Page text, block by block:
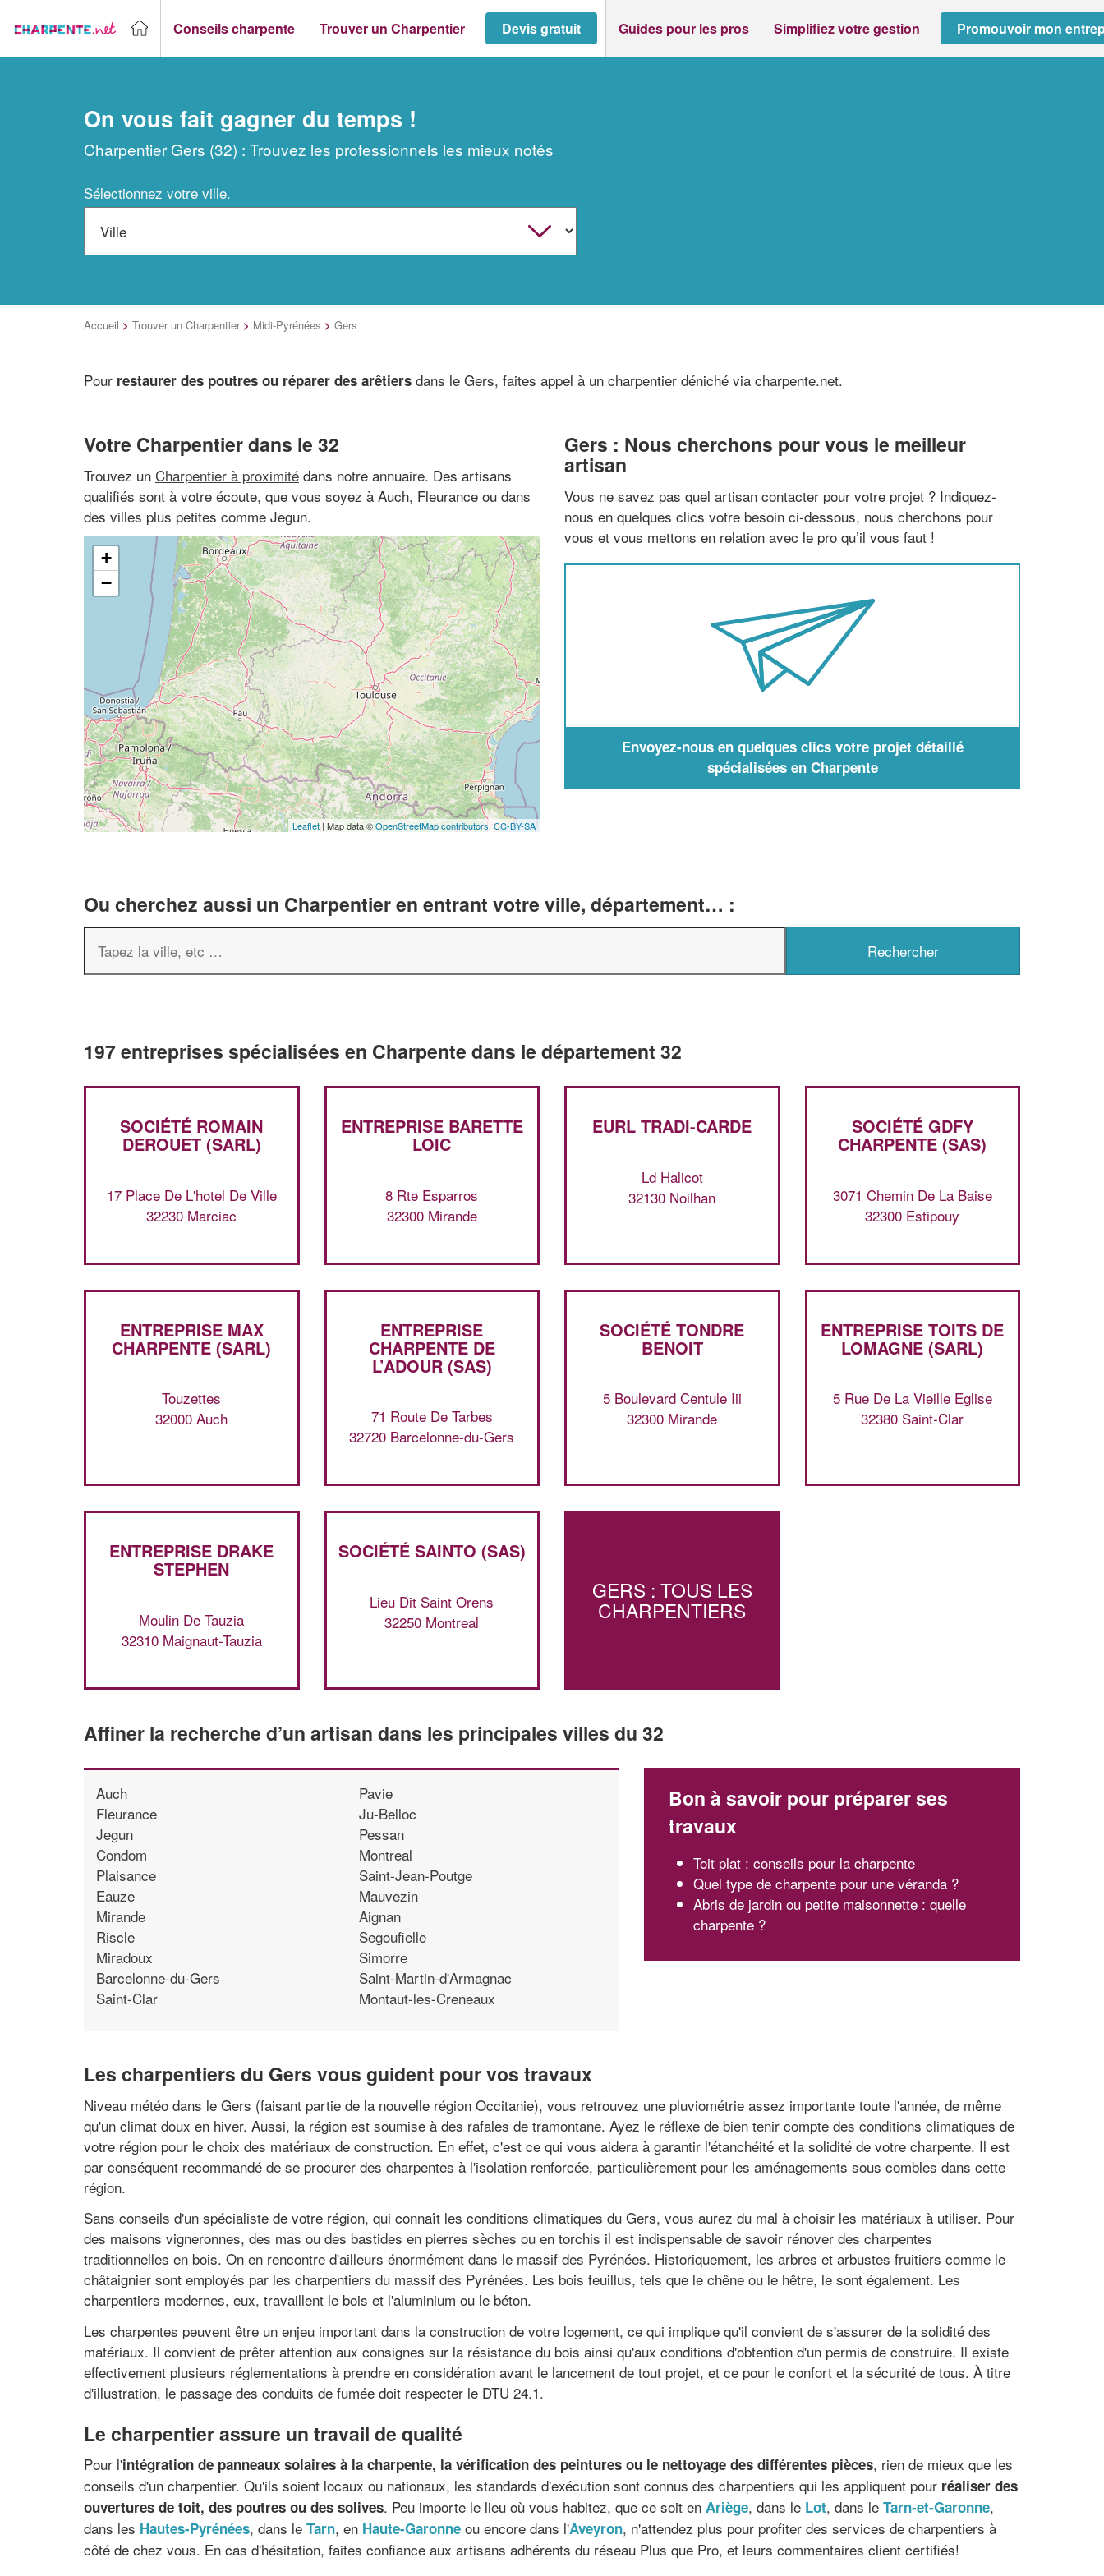
Conseils charpente Trouver un Charpentier Devis gratuit Guides pour les pros Simplifiez votre gestion Promouvoir mon
On vous fait gagner du temps !
Charpentier Gers (32) : Trouvez les professionnels les mieux notés
Sélectionnez votre ville.
Accueil > Trouver un Charpentier > Midi-Pyrénées > Gers
Pour restaurer des poutres ou réparer des arêtiers dans le Gers, faites appel à un charpentier déniché via charpente.net.
Votre Charpentier dans le 32
Trouvez un Charpentier à proximité dans notre annuaire. Des artisans
qualifiés sont à votre écoute, que vous soyez à Auch, Fleurance ou dans
des villes plus petites comme Jegun.
+
−
Leaflet | Map data ©OpenStreetMap contributors,CC-BY-SA
Gers : Nous cherchons pour vous le meilleur
artisan
Vous ne savez pas quel artisan contacter pour votre projet ? Indiquez-
nous en quelques clics votre besoin ci-dessous, nous cherchons pour
vous et vous mettons en relation avec le pro qu’il vous faut !
Envoyez-nous en quelques clics votre projet détaillé
spécialisées en Charpente
Ou cherchez aussi un Charpentier en entrant votre ville, département… :
197 entreprises spécialisées en Charpente dans le département 32
SOCIÉTÉ ROMAIN
DEROUET (SARL)
17 Place De L'hotel De Ville
32230 Marciac
ENTREPRISE BARETTE
LOIC
8 Rte Esparros
32300 Mirande
EURL TRADI-CARDE
Ld Halicot
32130 Noilhan
SOCIÉTÉ GDFY
CHARPENTE (SAS)
3071 Chemin De La Baise
32300 Estipouy
ENTREPRISE MAX
CHARPENTE (SARL)
Touzettes
32000 Auch
ENTREPRISE
CHARPENTE DE
L’ADOUR (SAS)
71 Route De Tarbes
32720 Barcelonne-du-Gers
SOCIÉTÉ TONDRE
BENOIT
5 Boulevard Centule Iii
32300 Mirande
ENTREPRISE TOITS DE
LOMAGNE (SARL)
5 Rue De La Vieille Eglise
32380 Saint-Clar
ENTREPRISE DRAKE
STEPHEN
Moulin De Tauzia
32310 Maignaut-Tauzia
SOCIÉTÉ SAINTO (SAS)
Lieu Dit Saint Orens
32250 Montreal
GERS : TOUS LES
CHARPENTIERS
Affiner la recherche d’un artisan dans les principales villes du 32
Auch
Fleurance
Jegun
Condom
Plaisance
Eauze
Mirande
Riscle
Miradoux
Barcelonne-du-Gers
Saint-Clar
Pavie
Ju-Belloc
Pessan
Montreal
Saint-Jean-Poutge
Mauvezin
Aignan
Segoufielle
Simorre
Saint-Martin-d'Armagnac
Montaut-les-Creneaux
Bon à savoir pour préparer ses
travaux
Toit plat : conseils pour la charpente
Quel type de charpente pour une véranda ?
Abris de jardin ou petite maisonnette : quelle
charpente ?
Les charpentiers du Gers vous guident pour vos travaux
Niveau météo dans le Gers (faisant partie de la nouvelle région Occitanie), vous retrouvez une pluviométrie assez importante toute l'année, de même
qu'un climat doux en hiver. Aussi, la région est soumise à des rafales de tramontane. Ayez le réflexe de bien tenir compte des conditions climatiques de
votre région pour le choix des matériaux de construction. En effet, c'est ce qui vous aidera à garantir l'étanchéité et la solidité de votre charpente. Il est
par conséquent recommandé de se procurer des charpentes à l'isolation renforcée, particulièrement pour les aménagements sous combles dans cette
région.
Sans conseils d'un spécialiste de votre région, qui connaît les conditions climatiques du Gers, vous aurez du mal à choisir les matériaux à utiliser. Pour
des maisons vigneronnes, des mas ou des bastides en pierres sèches ou en torchis il est indispensable de savoir rénover des charpentes
traditionnelles en bois. On en rencontre d'ailleurs énormément dans le massif des Pyrénées. Historiquement, les arbres et arbustes fruitiers comme le
châtaignier sont employés par les charpentiers du massif des Pyrénées. Les bois feuillus, tels que le chêne ou le hêtre, le sont également. Les
charpentiers modernes, eux, travaillent le bois et l'aluminium ou le béton.
Les charpentes peuvent être un enjeu important dans la construction de votre logement, ce qui implique qu'il convient de s'assurer de la solidité des
matériaux. Il convient de prêter attention aux consignes sur la résistance du bois ainsi qu'aux conditions d'obtention d'un permis de construire. Il existe
effectivement plusieurs réglementations à prendre en considération avant le lancement de tout projet, et ce pour le confort et la sécurité de tous. À titre
d'illustration, le passage des conduits de fumée doit respecter le DTU 24.1.
Le charpentier assure un travail de qualité
Pour l'intégration de panneaux solaires à la charpente, la vérification des peintures ou le nettoyage des différentes pièces, rien de mieux que les
conseils d'un charpentier. Qu'ils soient locaux ou nationaux, les standards d'exécution sont connus des charpentiers qui les appliquent pour réaliser des
ouvertures de toit, des poutres ou des solives. Peu importe le lieu où vous habitez, que ce soit en Ariège, dans le Lot, dans le Tarn-et-Garonne,
dans les Hautes-Pyrénées, dans le Tarn, en Haute-Garonne ou encore dans l'Aveyron, n'attendez plus pour profiter des services de charpentiers à
côté de chez vous. En cas d'hésitation, faites confiance aux artisans adhérents du réseau Plus que Pro, et leurs commentaires client certifiés!
professionnel ?